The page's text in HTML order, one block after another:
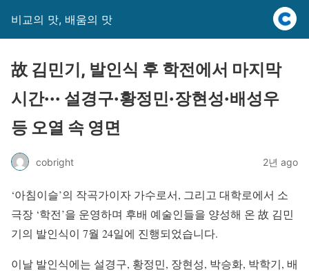
비교의 맛, 배움의 맛
故 김민기, 발인식 후 학전에서 마지막
시간··· 설경구·황정민·장현성·배성우
등 오열 속 영면
cobright 2년 ago
‘아침이슬’의 작곡가이자 가수로서, 그리고 대학로에서 소
극장 ‘학전’을 운영하며 후배 예술인들을 양성해 온 故 김민
기의 발인식이 7월 24일에 진행되었습니다.
이날 발인식에는 설경구, 황정민, 장현성, 박승화, 박학기, 배